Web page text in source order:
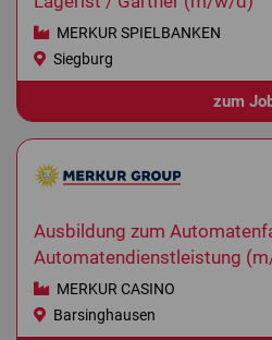
MERKUR SPIELBANKEN
Siegburg
zum
Ausbildung zum
Automatendienstleistung
MERKUR CASINO
Barsinghausen